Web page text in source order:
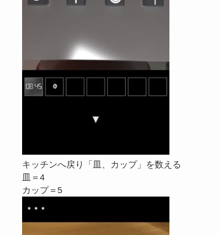
キッチンへ戻り「皿、カップ」を数える
皿＝4
カップ＝5